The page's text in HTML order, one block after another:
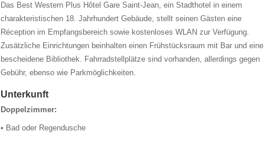
Das Best Western Plus Hôtel Gare Saint-Jean, ein Stadthotel in einem
charakteristischen 18. Jahrhundert Gebäude, stellt seinen Gästen eine
Réception im Empfangsbereich sowie kostenloses WLAN zur Verfügung.
Zusätzliche Einrichtungen beinhalten einen Frühstücksraum mit Bar und eine
bescheidene Bibliothek. Fahrradstellplätze sind vorhanden, allerdings gegen
Gebühr, ebenso wie Parkmöglichkeiten.
Unterkunft
Doppelzimmer:
• Bad oder Regendusche